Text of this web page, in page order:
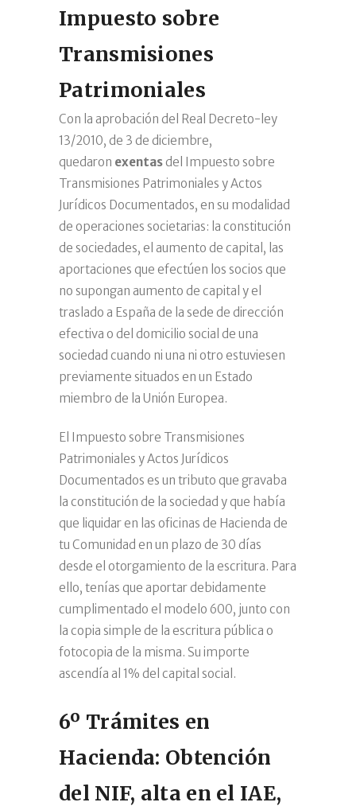
Impuesto sobre
Transmisiones
Patrimoniales
Con la aprobación del Real Decreto-ley
13/2010, de 3 de diciembre,
quedaron exentas del Impuesto sobre
Transmisiones Patrimoniales y Actos
Jurídicos Documentados, en su modalidad
de operaciones societarias: la constitución
de sociedades, el aumento de capital, las
aportaciones que efectúen los socios que
no supongan aumento de capital y el
traslado a España de la sede de dirección
efectiva o del domicilio social de una
sociedad cuando ni una ni otro estuviesen
previamente situados en un Estado
miembro de la Unión Europea.
El Impuesto sobre Transmisiones
Patrimoniales y Actos Jurídicos
Documentados es un tributo que gravaba
la constitución de la sociedad y que había
que liquidar en las oficinas de Hacienda de
tu Comunidad en un plazo de 30 días
desde el otorgamiento de la escritura. Para
ello, tenías que aportar debidamente
cumplimentado el modelo 600, junto con
la copia simple de la escritura pública o
fotocopia de la misma. Su importe
ascendía al 1% del capital social.
6º Trámites en
Hacienda: Obtención
del NIF, alta en el IAE,